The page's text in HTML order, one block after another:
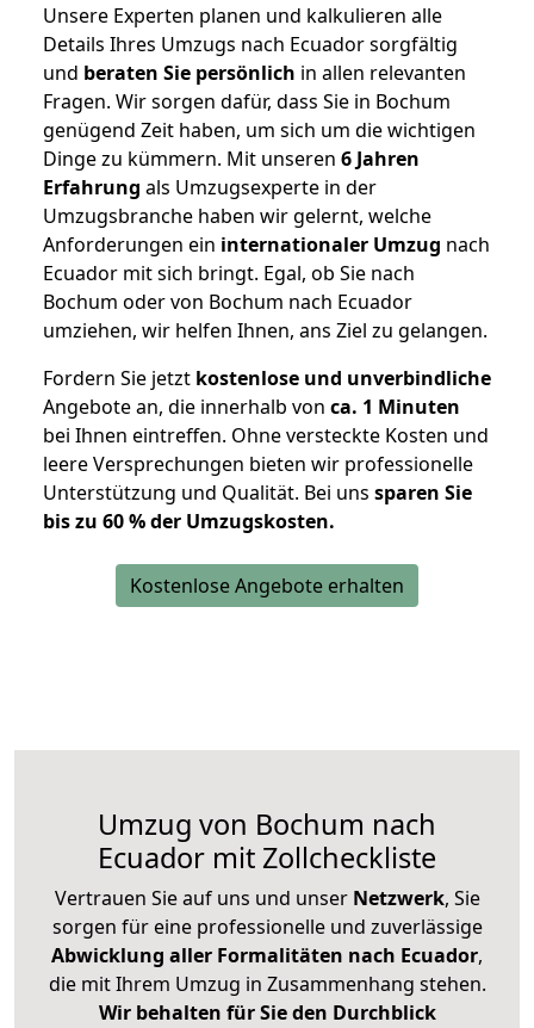
Unsere Experten planen und kalkulieren alle
Details Ihres Umzugs nach Ecuador sorgfältig
und beraten Sie persönlich in allen relevanten
Fragen. Wir sorgen dafür, dass Sie in Bochum
genügend Zeit haben, um sich um die wichtigen
Dinge zu kümmern. Mit unseren 6 Jahren
Erfahrung als Umzugsexperte in der
Umzugsbranche haben wir gelernt, welche
Anforderungen ein internationaler Umzug nach
Ecuador mit sich bringt. Egal, ob Sie nach
Bochum oder von Bochum nach Ecuador
umziehen, wir helfen Ihnen, ans Ziel zu gelangen.
Fordern Sie jetzt kostenlose und unverbindliche
Angebote an, die innerhalb von ca. 1 Minuten
bei Ihnen eintreffen. Ohne versteckte Kosten und
leere Versprechungen bieten wir professionelle
Unterstützung und Qualität. Bei uns sparen Sie
bis zu 60 % der Umzugskosten.
Kostenlose Angebote erhalten
Umzug von Bochum nach
Ecuador mit Zollcheckliste
Vertrauen Sie auf uns und unser Netzwerk, Sie
sorgen für eine professionelle und zuverlässige
Abwicklung aller Formalitäten nach Ecuador,
die mit Ihrem Umzug in Zusammenhang stehen.
Wir behalten für Sie den Durchblick